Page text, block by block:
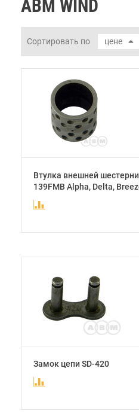
ABM WIND
Сортировать по цене
Втулка внешней
139FMB Alpha, Delta,
Замок цепи SD-420